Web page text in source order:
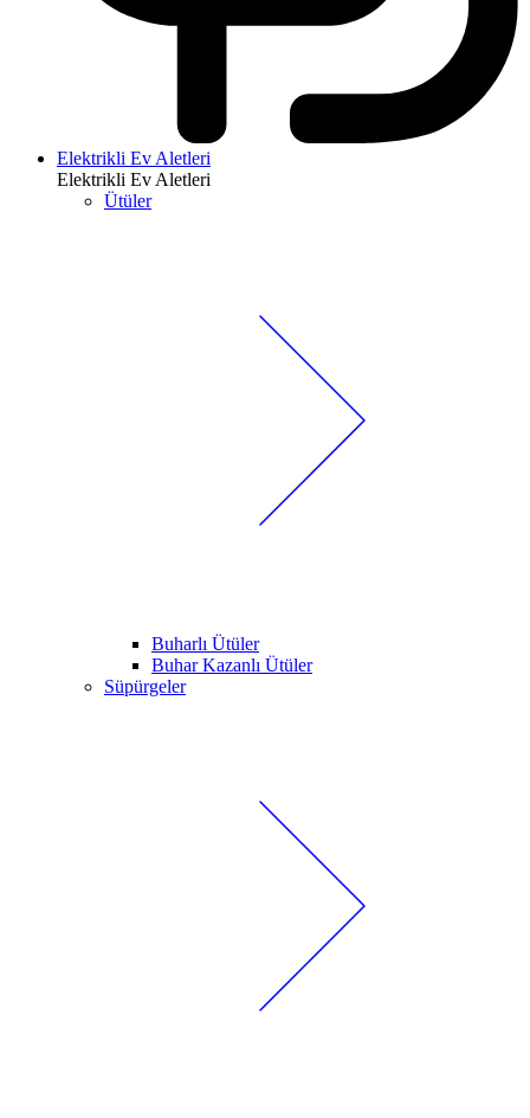
Elektrikli Ev Aletleri
Elektrikli Ev Aletleri
Ütüler
Buharlı Ütüler
Buhar Kazanlı Ütüler
Süpürgeler